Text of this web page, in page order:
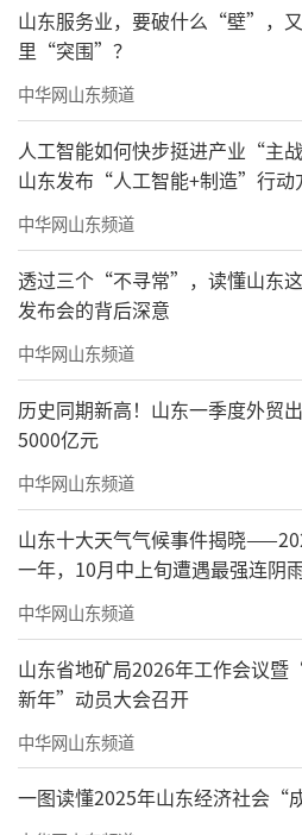
活动现场实
01、双城驱动吹响腾飞
地产大咖德科地产
为，山东同时拥有济南
城市，并且范围距离在
都是比较罕见的存在。
东已经成为中国经济的
转换先行区、中国(山东)
流域生态保护和高质量
叠加下，绿地为这些改
间，包括绿地超高层、城
中心、全球商品贸易港以
地把这些超大体量的新
在，然后去推动山东的
造了得天独厚的条件。”
山东服务业，要破什么“壁”，
里“突围”？
中华网山东频道
人工智能如何快步挺进产业“主
山东发布“人工智能+制造”行动
中华网山东频道
透过三个“不寻常”，读懂山东
发布会的背后深意
中华网山东频道
历史同期新高！山东一季度外贸
5000亿元
中华网山东频道
山东十大天气气候事件揭晓
一年，10月中上旬遭遇最强连阴
中华网山东频道
山东省地矿局2026年工作会议暨
新年”动员大会召开
中华网山东频道
一图读懂2025年山东经济社会“